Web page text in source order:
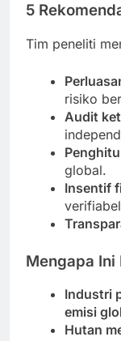
5
Tim peneliti
risiko
Audit
global.
Insentif
Mengapa Ini
Industri
emisi
Hutan